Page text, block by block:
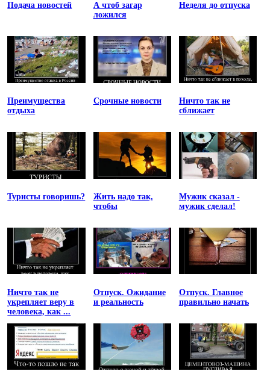
Подача новостей
А чтоб загар
ложился
Неделя до отпуска
Преимущества
отдыха
Срочные новости
Ничто так не
сближает
Туристы говоришь?
Жить надо так,
чтобы
Мужик сказал -
мужик сделал!
Ничто так не
укрепляет веру в
человека, как ...
Отпуск. Ожидание
и реальность
Отпуск. Главное
правильно начать